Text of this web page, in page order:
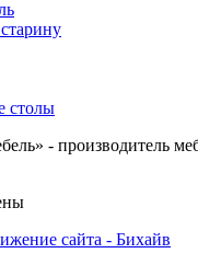
столы
- производитель
сайта - Бихайв